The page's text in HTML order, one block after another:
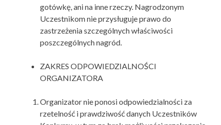
gotówkę, ani na inne rzeczy. Nagrodzonym
Uczestnikom nie przysługuje prawo do
zastrzeżenia szczególnych właściwości
poszczególnych nagród.
ZAKRES ODPOWIEDZIALNOŚCI
ORGANIZATORA
Organizator nie ponosi odpowiedzialności za
rzetelność i prawdziwość danych Uczestników